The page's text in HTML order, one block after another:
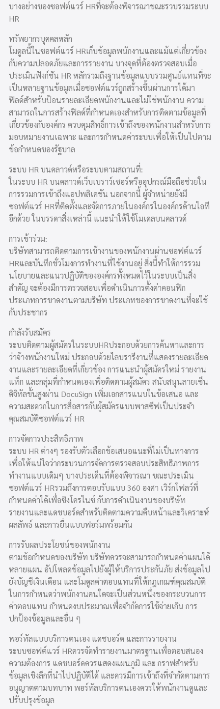
บางอย่างของซอฟต์แวร์ HRที่จะต้องพิจารณาขณะรวบรวมระบบ
HR
ทรัพยากรบุคคลหลัก
โมดูลนี้ในซอฟต์แวร์ HRเก็บข้อมูลพนักงานและแม้แต่เกี่ยวข้อง
กับความปลอดภัยและการรายงาน บางจุดที่ต้องตรวจสอบเมื่อ
ประเมินฟังก์ชัน HR หลักรวมถึงฐานข้อมูลแบบรวมศูนย์แทนที่จะ
เป็นหลายฐานข้อมูลเมื่อซอฟต์แวร์ถูกสร้างขึ้นผ่านการได้มา
ฟิลด์สำหรับป้อนรายละเอียดพนักงานและไม่ใช่พนักงาน ความ
สามารถในการสร้างฟิลด์ที่กำหนดเองสำหรับการติดตามข้อมูลที่
เกี่ยวข้องกับองค์กร ควบคุมสิทธิ์การเข้าถึงของพนักงานสำหรับการ
มอบหมายงานเฉพาะ และการกำหนดค่าระบบเพื่อให้เป็นไปตาม
ข้อกำหนดของรัฐบาล
ระบบ HR บนคลาวด์หรือระบบตามสถานที่:
ในระบบ HR บนคลาวด์เว็บเบราว์เซอร์หรืออุปกรณ์มือถือช่วยใน
การรวมการเข้าถึงแอปพลิเคชัน นอกจากนี้ ผู้จำหน่ายยังมี
ซอฟต์แวร์ HRที่ติดตั้งและจัดการภายในองค์กรในองค์กรด้านไอที
อีกด้วย ในบรรดาสิ่งเหล่านี้ แนะนำให้ใช้โมเดลบนคลาวด์
การเข้าร่วม:
บริษัทสามารถติดตามการเข้างานของพนักงานผ่านซอฟต์แวร์
HRและบันทึกชั่วโมงการทำงานที่ใช้งานอยู่ สิ่งนี้ทำให้การรวม
นโยบายและแนวปฏิบัติขององค์กรทั้งหมดไว้ในระบบเป็นสิ่ง
สำคัญ จะต้องมีการตรวจสอบเพื่อดำเนินการตั้งค่าคอนฟิก
ประเภทการขาดงานตามบริษัท ประเภทของการขาดงานที่จะใช้
กับประชากร
กำลังรับสมัคร
ระบบติดตามผู้สมัครในระบบHRประกอบด้วยการค้นหาและการ
ว่าจ้างพนักงานใหม่ ประกอบด้วยไลบรารีงานที่แสดงรายละเอียด
งานและรายละเอียดที่เกี่ยวข้อง การแนะนำผู้สมัครใหม่ รายงาน
แท็ก และกลุ่มที่กำหนดเองเพื่อติดตามผู้สมัคร สนับสนุนลายเซ็น
ดิจิทัลขั้นสูงผ่าน DocuSign เพิ่มเอกสารแนบในข้อเสนอ และ
ความสะดวกในการสื่อสารกับผู้สมัครแบบพาสซีฟเป็นประจำ
คุณสมบัติซอฟต์แวร์ HR
การจัดการประสิทธิภาพ
ระบบ HR ต่างๆ รองรับตัวเลือกข้อเสนอแนะที่ไม่เป็นทางการ
เพื่อให้แน่ใจว่ากระบวนการจัดการตรวจสอบประสิทธิภาพการ
ทำงานแบบเดิมๆ บางประเด็นที่ต้องพิจารณา ขณะประเมิน
ซอฟต์แวร์ HRรวมถึงการตอบรับแบบ 360 องศา เวิร์กโฟลว์ที่
กำหนดค่าได้เพื่อซิงโครไนซ์ กับการดำเนินงานของบริษัท
รายงานและแดชบอร์ดสำหรับติดตามความคืบหน้าและวิเคราะห์
ผลลัพธ์ และการยื่นแบบฟอร์มพร้อมกัน
การรับผลประโยชน์ของพนักงาน
ตามข้อกำหนดของบริษัท บริษัทควรจะสามารถกำหนดค่าแผนได้
หลายแผน อัปโหลดข้อมูลไปยังผู้ให้บริการประกันภัย ส่งข้อมูลไป
ยังบัญชีเงินเดือน และโมดูลค่าตอบแทนที่ให้กฎเกณฑ์คุณสมบัติ
ในการกำหนดว่าพนักงานคนใดจะเป็นส่วนหนึ่งของกระบวนการ
ค่าตอบแทน กำหนดงบประมาณเพื่อจำกัดการใช้จ่ายเกิน การ
ปกป้องข้อมูลและอื่น ๆ
พอร์ทัลแบบบริการตนเอง แดชบอร์ด และการรายงาน
ระบบซอฟต์แวร์ HRควรจัดทำรายงานมาตรฐานเพื่อตอบสนอง
ความต้องการ แดชบอร์ดควรแสดงแผนภูมิ และ กราฟสำหรับ
ข้อมูลเชิงลึกที่นำไปปฏิบัติได้ และควรมีการเข้าถึงที่จำกัดตามการ
อนุญาตตามบทบาท พอร์ทัลบริการตนเองควรให้พนักงานดูและ
ปรับปรุงข้อมูล